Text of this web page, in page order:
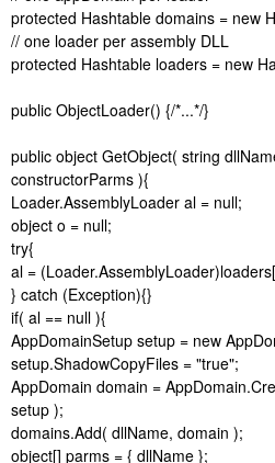
protected Hashtable domains = new
// one loader per assembly DLL
protected Hashtable loaders = new
public ObjectLoader() {/*...*/}
public object GetObject( string
constructorParms ){
Loader.AssemblyLoader al = null;
object o = null;
try{
al =
} catch (Exception){}
if( al == null ){
AppDomainSetup setup = new
setup.ShadowCopyFiles = "true";
AppDomain domain =
setup );
domains.Add( dllName, domain );
object[] parms = { dllName };